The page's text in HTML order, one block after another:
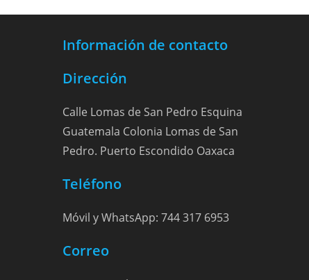
Información de contacto
Dirección
Calle Lomas de San Pedro Esquina
Guatemala Colonia Lomas de San
Pedro. Puerto Escondido Oaxaca
Teléfono
Móvil y WhatsApp: 744 317 6953
Correo